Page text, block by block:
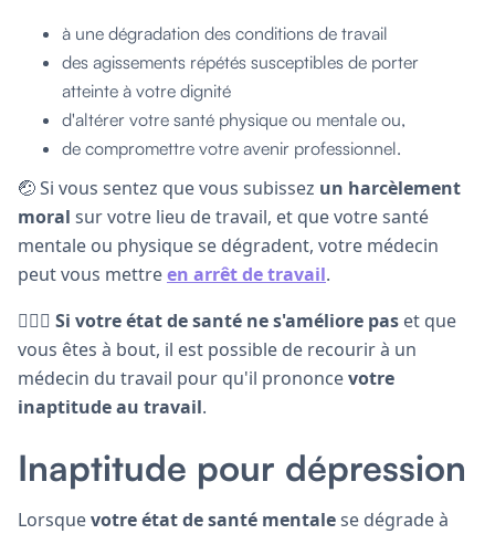
à une dégradation des conditions de travail
des agissements répétés susceptibles de porter
atteinte à votre dignité
d'altérer votre santé physique ou mentale ou,
de compromettre votre avenir professionnel.
🤕 Si vous sentez que vous subissez un harcèlement
moral sur votre lieu de travail, et que votre santé
mentale ou physique se dégradent, votre médecin
peut vous mettreen arrêt de travail.
👨🏻‍⚕️ Si votre état de santé ne s'améliore pas et que
vous êtes à bout, il est possible de recourir à un
médecin du travail pour qu'il prononcevotre
inaptitude au travail.
Inaptitude pour dépression
Lorsquevotre état de santé mentalese dégrade à